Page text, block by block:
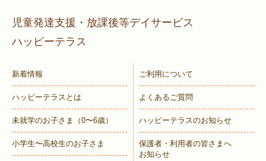
児童発達支援・放課後等デイサービス
ハッピーテラス
新着情報
ハッピーテラスとは
未就学のお子さま （0〜6歳）
小学生〜高校生のお子さま
ご利用について
よくあるご質問
ハッピーテラスのお知らせ
保護者・利用者の皆さまへ
お知らせ